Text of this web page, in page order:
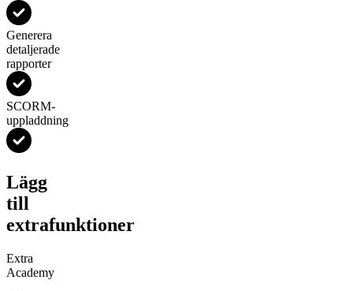
Generera
detaljerade
rapporter
SCORM-
uppladdning
Lägg
till
extrafunktioner
Extra
Academy